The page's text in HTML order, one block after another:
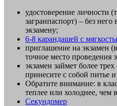
удостоверение личности
загранпаспорт) – без
экзамену;
6-8 карандашей с
приглашение на экзамен
точное место проведения
экзамен займет более
принесите с собой питье и
Обратите внимание: в
теплее или холоднее, чем
Секундомер